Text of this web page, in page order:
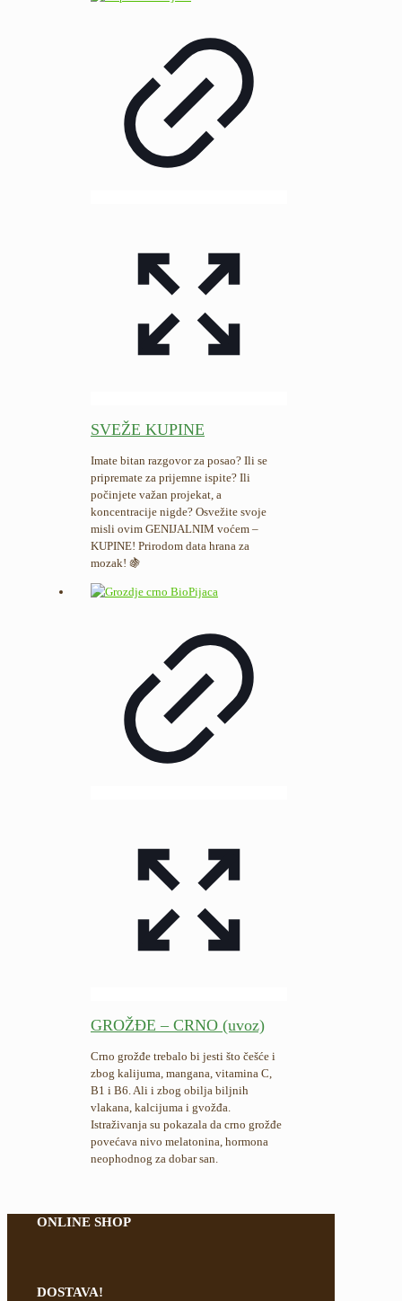
SVEŽE KUPINE
Imate bitan razgovor za posao? Ili se
pripremate za prijemne ispite? Ili
počinjete važan projekat, a
koncentracije nigde? Osvežite svoje
misli ovim GENIJALNIM voćem –
KUPINE! Prirodom data hrana za
mozak! 🍇
GROŽĐE – CRNO (uvoz)
Crno grožđe trebalo bi jesti što češće i
zbog kalijuma, mangana, vitamina C,
B1 i B6. Ali i zbog obilja biljnih
vlakana, kalcijuma i gvožđa.
Istraživanja su pokazala da crno grožđe
povećava nivo melatonina, hormona
neophodnog za dobar san.
ONLINE SHOP
DOSTAVA!